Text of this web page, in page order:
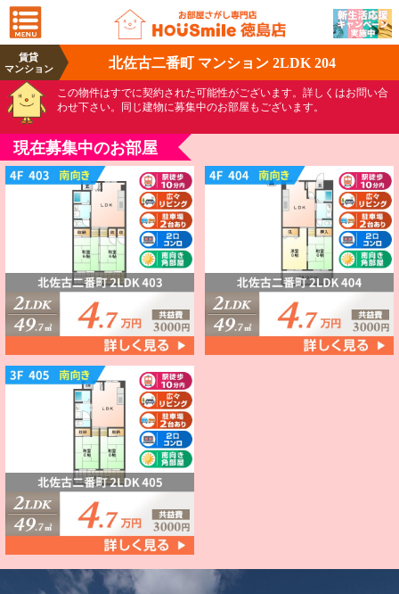
賃貸
マンション
北佐古二番町 マンション 2LDK 204
この物件はすでに契約された可能性がございます。詳しくはお問い合
わせ下さい。同じ建物に募集中のお部屋もございます。
現在募集中のお部屋